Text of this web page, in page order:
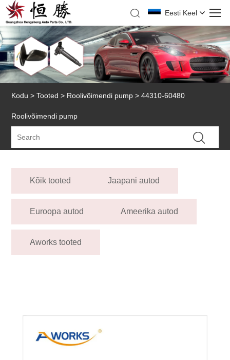
Eesti Keel
Kodu > Tooted > Roolivõimendi pump > 44310-60480
Roolivõimendi pump
Kõik tooted Jaapani autod
Euroopa autod Ameerika autod
Aworks tooted